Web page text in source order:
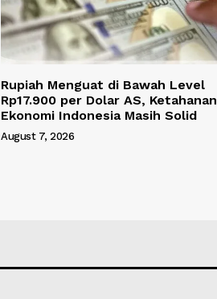
Rupiah Menguat di Bawah Level
Rp17.900 per Dolar AS, Ketahanan
Ekonomi Indonesia Masih Solid
August 7, 2026